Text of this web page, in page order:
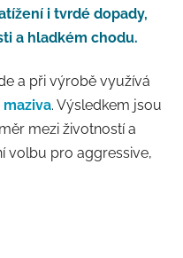
i tvrdé dopady,
a hladkém chodu.
a při výrobě využívá
. Výsledkem jsou
mezi životností a
volbu pro aggressive,